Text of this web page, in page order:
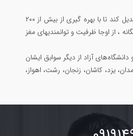
همچنین خالق جامع ترین دوره پرورش مغز و مهارتهای ذهنی با عنوان «دوپینگ مغز» است که میتواند مغز هر انسانی را به یک ابرمغز تبدیل کند تا با بهره گیری از بیش از ۲۰۰
، از اوجا ظرفیت و توانمندیهای مغز
آزاد از دیگر سوابق ایشان
یزد، کاشان، زنجان، رشت، اهواز،